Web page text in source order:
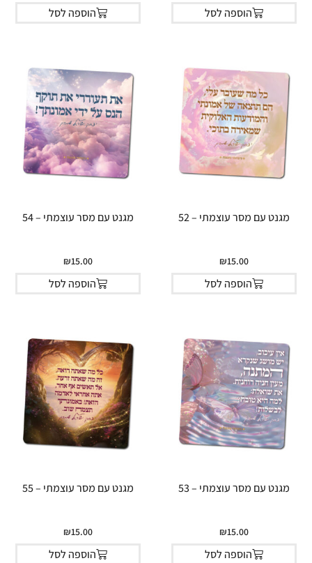
הוספה לסל הוספה לסל
מגנט עם מסר עוצמתי – 52
₪15.00
הוספה לסל
מגנט עם מסר עוצמתי – 54
₪15.00
הוספה לסל
מגנט עם מסר עוצמתי – 53
₪15.00
הוספה לסל
מגנט עם מסר עוצמתי – 55
₪15.00
הוספה לסל